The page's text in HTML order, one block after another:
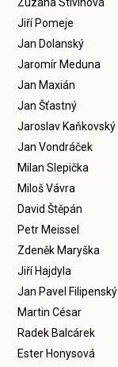
Jiří Pomeje
Jan Dolanský
Jaromír Meduna
Jan Maxián
Jan Šťastný
Jaroslav Kaňkovský
Jan Vondráček
Milan Slepička
Miloš Vávra
David Štěpán
Petr Meissel
Zdeněk Maryška
Jiří Hajdyla
Jan Pavel Filipenský
Martin César
Radek Balcárek
Ester Honysová